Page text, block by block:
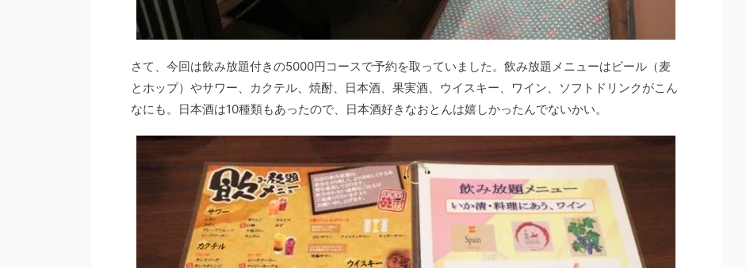
さて、今回は飲み放題付きの5000円コースで予約を取っていました。飲み放題メニューはビール（麦
とホップ）やサワー、カクテル、焼酎、日本酒、果実酒、ウイスキー、ワイン、ソフトドリンクがこん
なにも。日本酒は10種類もあったので、日本酒好きなおとんは嬉しかったんでないかい。